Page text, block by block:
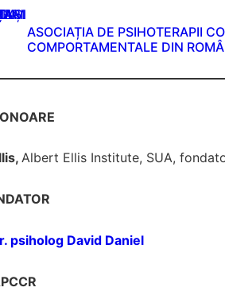
ASOCIAȚIA DE PSIHOTERAPII
COMPORTAMENTALE DIN
Albert Ellis Institute, SUA,
psiholog David Daniel